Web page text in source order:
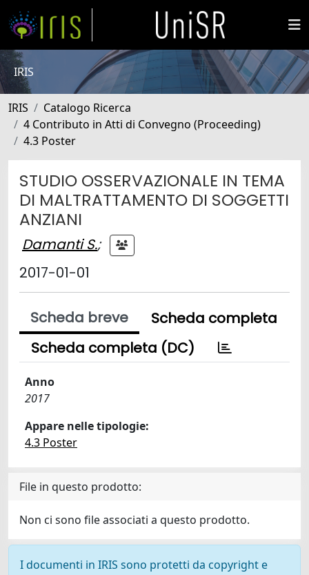
IRIS
IRIS
Catalogo Ricerca
4 Contributo in Atti di Convegno (Proceeding)
4.3 Poster
STUDIO OSSERVAZIONALE IN TEMA
DI MALTRATTAMENTO DI SOGGETTI
ANZIANI
Damanti S.;
2017-01-01
Scheda breve
Scheda completa
Scheda completa (DC)
Anno
2017
Appare nelle tipologie:
4.3 Poster
File in questo prodotto:
Non ci sono file associati a questo prodotto.
I documenti in IRIS sono protetti da copyright e